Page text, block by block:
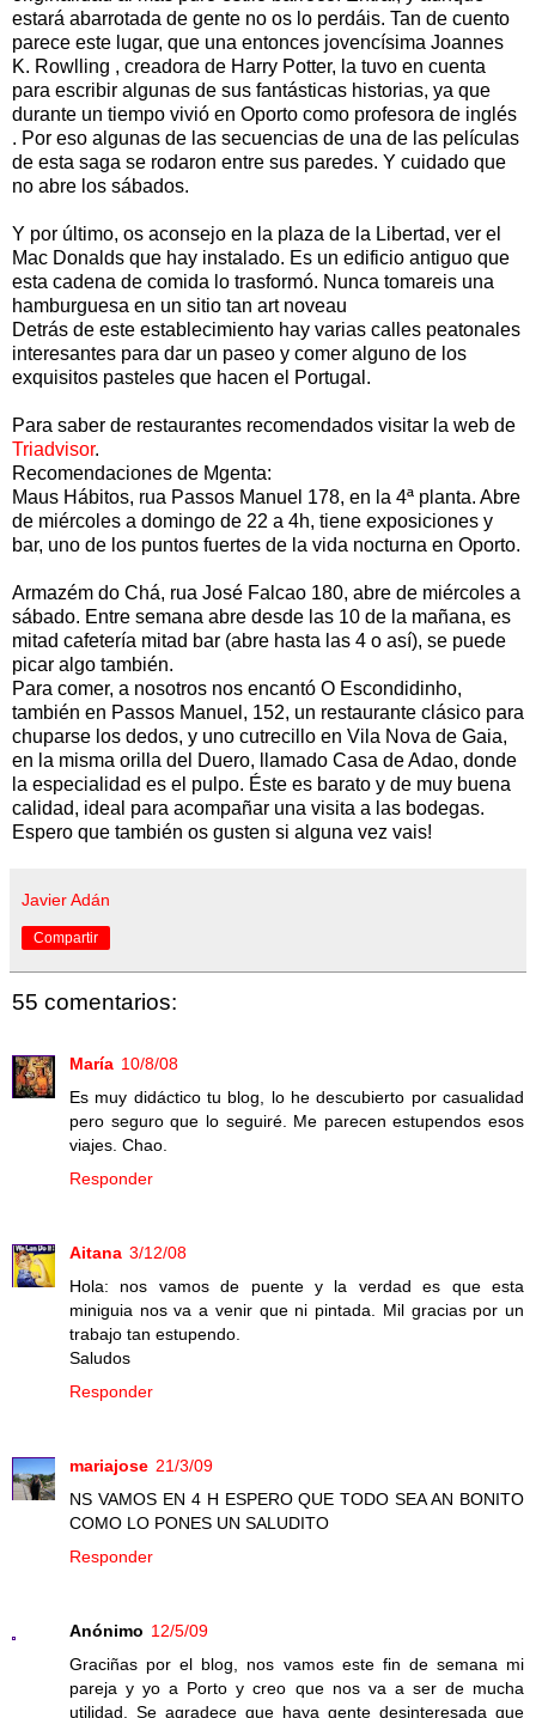
estará abarrotada de gente no os lo perdáis. Tan de cuento
parece este lugar, que una entonces jovencísima Joannes
K. Rowlling , creadora de Harry Potter, la tuvo en cuenta
para escribir algunas de sus fantásticas historias, ya que
durante un tiempo vivió en Oporto como profesora de inglés
. Por eso algunas de las secuencias de una de las películas
de esta saga se rodaron entre sus paredes. Y cuidado que
no abre los sábados.
Y por último, os aconsejo en la plaza de la Libertad, ver el
Mac Donalds que hay instalado. Es un edificio antiguo que
esta cadena de comida lo trasformó. Nunca tomareis una
hamburguesa en un sitio tan art noveau
Detrás de este establecimiento hay varias calles peatonales
interesantes para dar un paseo y comer alguno de los
exquisitos pasteles que hacen el Portugal.
Para saber de restaurantes recomendados visitar la web de
Triadvisor.
Recomendaciones de Mgenta:
Maus Hábitos, rua Passos Manuel 178, en la 4ª planta. Abre
de miércoles a domingo de 22 a 4h, tiene exposiciones y
bar, uno de los puntos fuertes de la vida nocturna en Oporto.
Armazém do Chá, rua José Falcao 180, abre de miércoles a
sábado. Entre semana abre desde las 10 de la mañana, es
mitad cafetería mitad bar (abre hasta las 4 o así), se puede
picar algo también.
Para comer, a nosotros nos encantó O Escondidinho,
también en Passos Manuel, 152, un restaurante clásico para
chuparse los dedos, y uno cutrecillo en Vila Nova de Gaia,
en la misma orilla del Duero, llamado Casa de Adao, donde
la especialidad es el pulpo. Éste es barato y de muy buena
calidad, ideal para acompañar una visita a las bodegas.
Espero que también os gusten si alguna vez vais!
Javier Adán
Compartir
55 comentarios:
María 10/8/08
Es muy didáctico tu blog, lo he descubierto por casualidad
pero seguro que lo seguiré. Me parecen estupendos esos
viajes. Chao.
Responder
Aitana 3/12/08
Hola: nos vamos de puente y la verdad es que esta
miniguia nos va a venir que ni pintada. Mil gracias por un
trabajo tan estupendo.
Saludos
Responder
mariajose 21/3/09
NS VAMOS EN 4 H ESPERO QUE TODO SEA AN BONITO
COMO LO PONES UN SALUDITO
Responder
Anónimo 12/5/09
Graciñas por el blog, nos vamos este fin de semana mi
pareja y yo a Porto y creo que nos va a ser de mucha
utilidad. Se agradece que haya gente desinteresada que